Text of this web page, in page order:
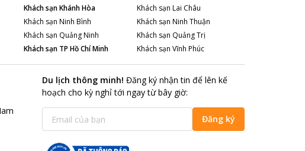
Khách sạnKhánh Hòa Khách sạn Lai Châu
Khách sạn Ninh Bình Khách sạn Ninh Thuận
Khách sạn Quảng Ninh Khách sạn Quảng Trị
Khách sạn TP Hồ Chí Minh Khách sạn Vĩnh Phúc
Du lịch thông minh! Đăng ký nhận tin để lên kế
hoạch cho kỳ nghỉ tới ngay từ bây giờ:
Đăng ký